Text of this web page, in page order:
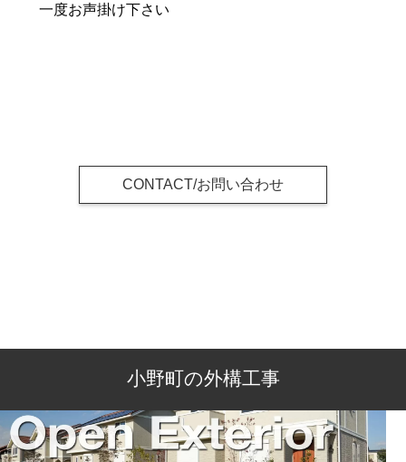
一度お声掛け下さい
CONTACT/お問い合わせ
小野町の外構工事